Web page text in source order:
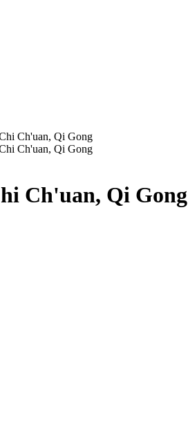
Ch'uan, Qi Gong
Ch'uan, Qi Gong
Ch'uan, Qi Gong